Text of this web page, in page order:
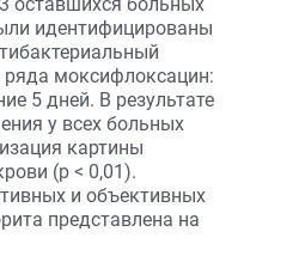
идентифицированы
ряда моксифлоксацин:
5 дней. В результате
у всех больных
картины
(р < 0,01).
и объективных
представлена на